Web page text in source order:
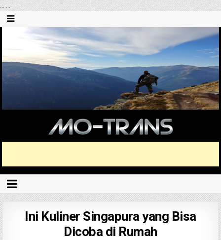
......
Ini Kuliner Singapura yang Bisa
Dicoba di Rumah